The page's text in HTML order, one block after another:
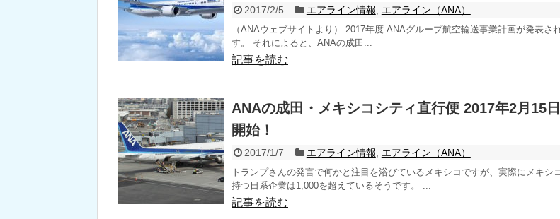
2017/2/5 エアライン情報 エアライン（ANA）
（ANAウェブサイトより） 2017年度 ANAグループ航空輸送事業計画が発表さ
す。 それによると、ANAの成田...
記事を読む
ANAの成田・メキシコシティ直行便 2017年2月15
開始！
2017/1/7 エアライン情報 エアライン（ANA）
トランプさんの発言で何かと注目を浴びているメキシコですが、実際にメキシ
持つ日系企業は1,000を超えているそうです。 ...
記事を読む